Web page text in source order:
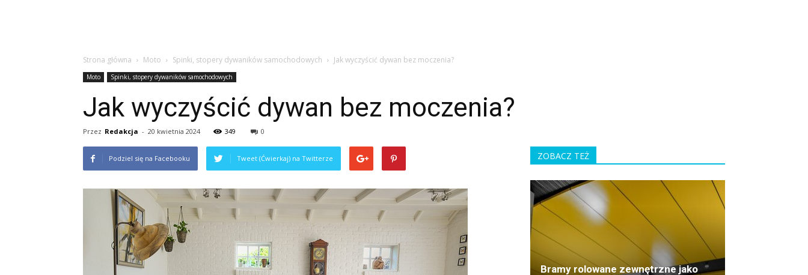
Strona główna Moto Spinki, stopery dywaników samochodowych Jak wyczyścić dywan bez moczenia?
Moto Spinki, stopery dywaników samochodowych
Jak wyczyścić dywan bez moczenia?
Przez Redakcja - 20 kwietnia 2024 349 0
Podziel się na Facebooku Tweet (Ćwierkaj) na Twitterze ZOBACZ TEŻ
Bramy rolowane zewnętrzne jako